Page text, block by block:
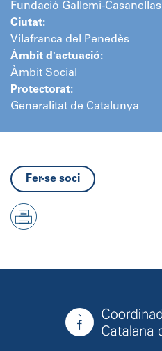
Fundació Gallemi-Casanellas
Ciutat:
Vilafranca del Penedès
Àmbit d'actuació:
Àmbit Social
Protectorat:
Generalitat de Catalunya
Fer-se soci